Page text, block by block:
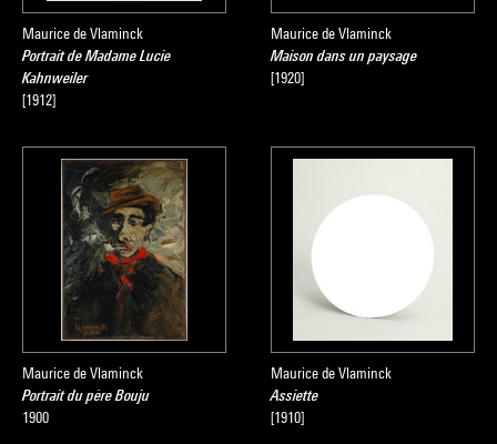
Maurice de Vlaminck
Portrait de Madame Lucie
Kahnweiler
[1912]
Maurice de Vlaminck
Maison dans un paysage
[1920]
Maurice de Vlaminck
Portrait du père Bouju
1900
Maurice de Vlaminck
Assiette
[1910]